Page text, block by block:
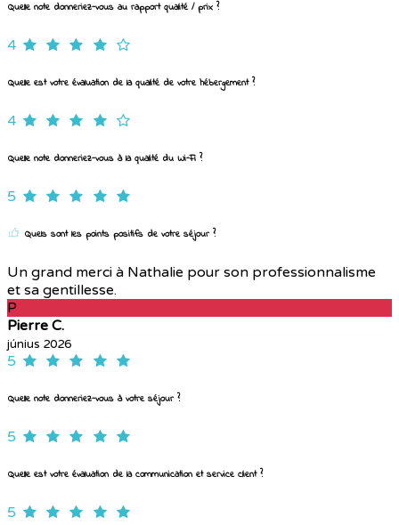
Quelle note donneriez-vous au rapport qualité / prix ?
4
Quelle est votre évaluation de la qualité de votre hébergement ?
4
Quelle note donneriez-vous à la qualité du Wi-Fi ?
5
Quels sont les points positifs de votre séjour ?
Un grand merci à Nathalie pour son professionnalisme
et sa gentillesse.
P
Pierre C.
június 2026
5
Quelle note donneriez-vous à votre séjour ?
5
Quelle est votre évaluation de la communication et service client ?
5